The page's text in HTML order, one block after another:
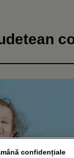
confidențiale